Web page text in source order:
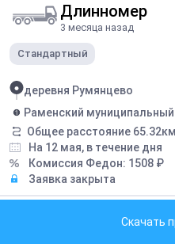
Длинномер
3 месяца назад
Стандартный
деревня Румянцево
Раменский
Общее расстояние 65.32км
На 12 мая, в течение дня
Комиссия Федон: 1508 ₽
Заявка закрыта
метров
Скачать